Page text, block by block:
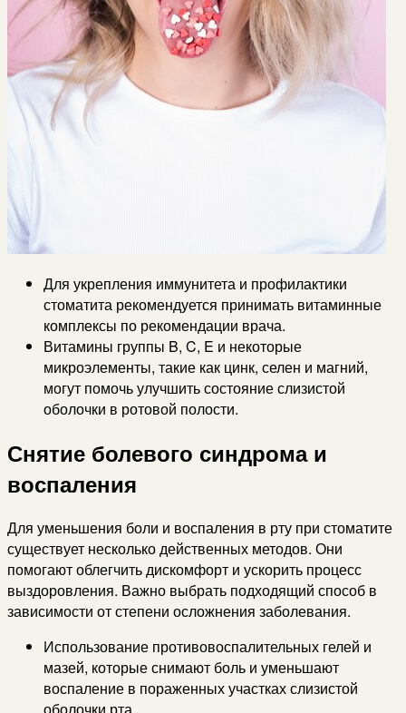
Для укрепления иммунитета и профилактики
стоматита рекомендуется принимать витаминные
комплексы по рекомендации врача.
Витамины группы B, C, E и некоторые
микроэлементы, такие как цинк, селен и магний,
могут помочь улучшить состояние слизистой
оболочки в ротовой полости.
Снятие болевого синдрома и
воспаления
Для уменьшения боли и воспаления в рту при стоматите
существует несколько действенных методов. Они
помогают облегчить дискомфорт и ускорить процесс
выздоровления. Важно выбрать подходящий способ в
зависимости от степени осложнения заболевания.
Использование противовоспалительных гелей и
мазей, которые снимают боль и уменьшают
воспаление в пораженных участках слизистой